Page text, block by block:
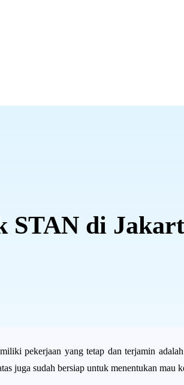
STAN di
pekerjaan yang tetap dan terjamin
juga sudah bersiap untuk menentukan mau